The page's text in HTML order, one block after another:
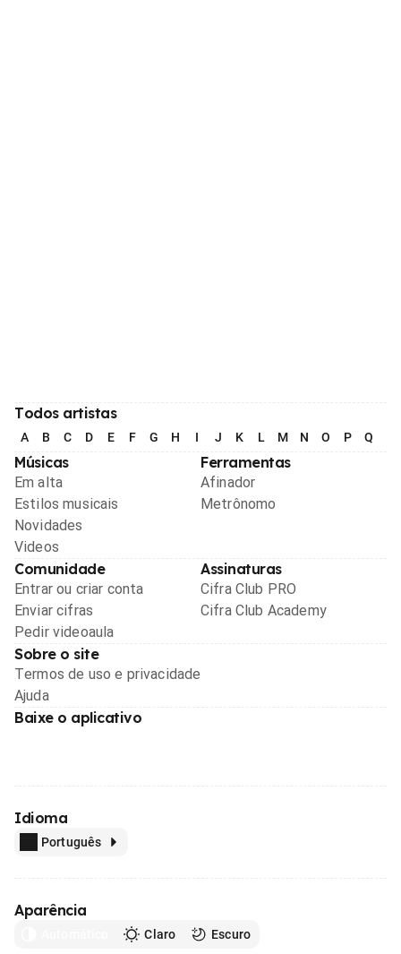
Todos artistas
A B C D E F G H I J K L M N O P Q
Músicas
Em alta
Estilos musicais
Novidades
Videos
Ferramentas
Afinador
Metrônomo
Comunidade
Entrar ou criar conta
Enviar cifras
Pedir videoaula
Assinaturas
Cifra Club PRO
Cifra Club Academy
Sobre o site
Termos de uso e privacidade
Ajuda
Baixe o aplicativo
Idioma
Português
Aparência
Claro Escuro